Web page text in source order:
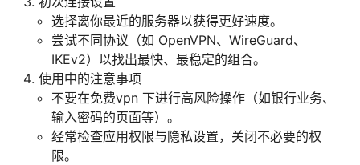
选择离你最近的服务器以获得更好速度。
尝试不同协议（如 OpenVPN、WireGuard、
IKEv2）以找出最快、最稳定的组合。
使用中的注意事项
不要在免费vpn 下进行高风险操作（如银行业务、
输入密码的页面等）。
经常检查应用权限与隐私设置，关闭不必要的权
限。